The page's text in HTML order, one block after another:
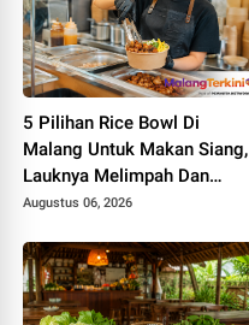
5 Pilihan Rice Bowl Di
Malang Untuk Makan Siang,
Lauknya Melimpah Dan
Mengenyangkan
Augustus 06, 2026